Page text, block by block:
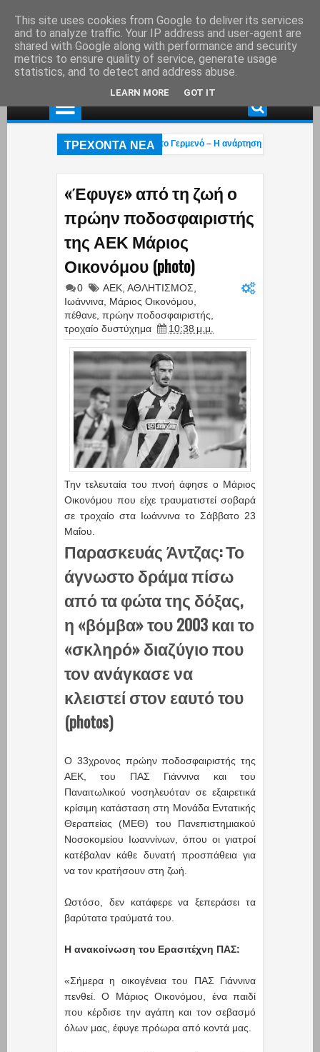
ΤΡΕΧΟΝΤΑ ΝΕΑ
το εξοχικό του ηθοποιού στο Πόρτο Γερμενό – Η ανάρτηση του γιου του
«Έφυγε» από τη ζωή ο
πρώην ποδοσφαιριστής
της ΑΕΚ Μάριος
Οικονόμου (photo)
0 ΑΕΚ ΑΘΛΗΤΙΣΜΟΣ
Ιωάννινα Μάριος Οικονόμου
πέθανε πρώην ποδοσφαιριστής
τροχαίο δυστύχημα
10:38 μ.μ.
Την τελευταία του πνοή άφησε ο Μάριος
Οικονόμου που είχε τραυματιστεί σοβαρά
σε τροχαίο στα Ιωάννινα το Σάββατο 23
Μαΐου.
Παρασκευάς Άντζας: Το
άγνωστο δράμα πίσω
από τα φώτα της δόξας,
η «βόμβα» του 2003 και το
«σκληρό» διαζύγιο που
τον ανάγκασε να
κλειστεί στον εαυτό του
(photos)
Ο 33χρονος πρώην ποδοσφαιριστής της
ΑΕΚ, του ΠΑΣ Γιάννινα και του
Παναιτωλικού νοσηλευόταν σε εξαιρετικά
κρίσιμη κατάσταση στη Μονάδα Εντατικής
Θεραπείας (ΜΕΘ) του Πανεπιστημιακού
Νοσοκομείου Ιωαννίνων, όπου οι γιατροί
κατέβαλαν κάθε δυνατή προσπάθεια για
να τον κρατήσουν στη ζωή.
Ωστόσο, δεν κατάφερε να ξεπεράσει τα
βαρύτατα τραύματά του.
Η ανακοίνωση του Ερασιτέχνη ΠΑΣ:
«Σήμερα η οικογένεια του ΠΑΣ Γιάννινα
πενθεί. Ο Μάριος Οικονόμου, ένα παιδί
που κέρδισε την αγάπη και τον σεβασμό
όλων μας, έφυγε πρόωρα από κοντά μας.
This site uses cookies from Google to deliver its services
and to analyze traffic. Your IP address and user-agent are
shared with Google along with performance and security
metrics to ensure quality of service, generate usage
statistics, and to detect and address abuse.
LEARN MORE GOT IT